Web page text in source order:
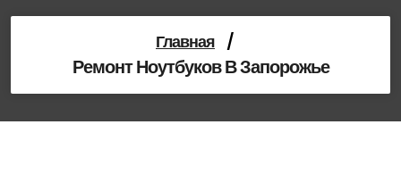
Главная /
Ремонт Ноутбуков В Запорожье